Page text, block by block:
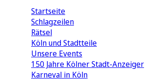
Startseite
Schlagzeilen
Rätsel
Köln und Stadtteile
Unsere Events
150 Jahre Kölner Stadt-Anzeiger
Karneval in Köln